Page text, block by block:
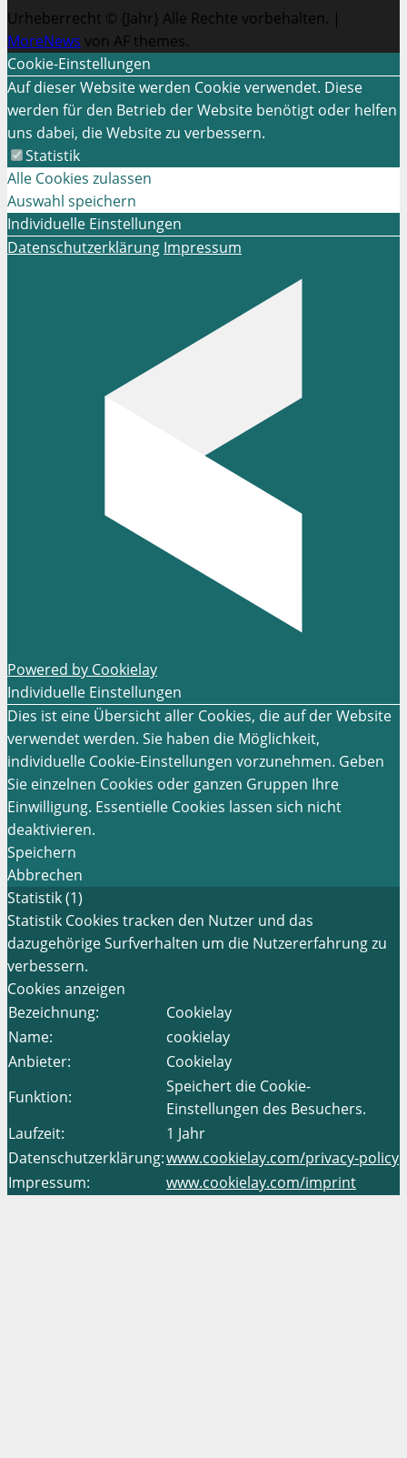
Urheberrecht © {Jahr} Alle Rechte vorbehalten. |
MoreNews von AF themes.
Cookie-Einstellungen
Auf dieser Website werden Cookie verwendet. Diese
werden für den Betrieb der Website benötigt oder helfen
uns dabei, die Website zu verbessern.
Statistik
Alle Cookies zulassen
Auswahl speichern
Individuelle Einstellungen
Datenschutzerklärung Impressum
Powered by Cookielay
Individuelle Einstellungen
Dies ist eine Übersicht aller Cookies, die auf der Website
verwendet werden. Sie haben die Möglichkeit,
individuelle Cookie-Einstellungen vorzunehmen. Geben
Sie einzelnen Cookies oder ganzen Gruppen Ihre
Einwilligung. Essentielle Cookies lassen sich nicht
deaktivieren.
Speichern
Abbrechen
Statistik (1)
Statistik Cookies tracken den Nutzer und das
dazugehörige Surfverhalten um die Nutzererfahrung zu
verbessern.
Cookies anzeigen
Bezeichnung:
Cookielay
Name:
cookielay
Anbieter:
Cookielay
Funktion:
Speichert die Cookie-
Einstellungen des Besuchers.
Laufzeit:
1 Jahr
Datenschutzerklärung:www.cookielay.com/privacy-policy
Impressum:
www.cookielay.com/imprint